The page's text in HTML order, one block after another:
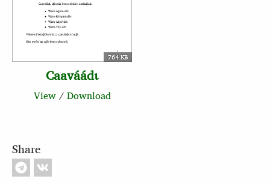
764 KB
Caaváádɩ
View/Download
Share